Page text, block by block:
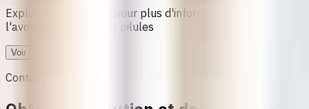
Explorez nos articles pour plus d'informations sur
l'avortement avec des pilules
Voir tous les articles.
Contact et Soutien